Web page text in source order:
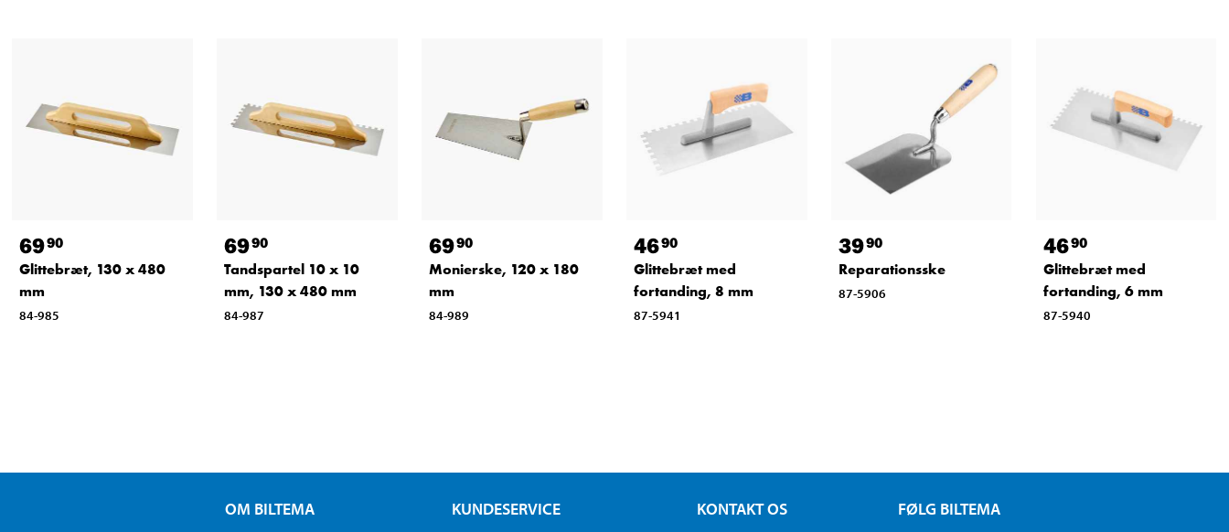
6990
Glittebræt, 130 x 480
mm
84-985
6990
Tandspartel 10 x 10
mm, 130 x 480 mm
84-987
6990
Monierske, 120 x 180
mm
84-989
4690
Glittebræt med
fortanding, 8 mm
87-5941
3990
Reparationsske
87-5906
4690
Glittebræt med
fortanding, 6 mm
87-5940
OM BILTEMA KUNDESERVICE KONTAKT OS FØLG BILTEMA